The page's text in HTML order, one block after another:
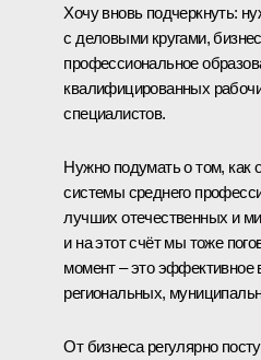
Хочу вновь подчеркнуть:
с деловыми кругами,
профессиональное
квалифицированных
специалистов.
Нужно подумать о том, как
системы среднего
лучших отечественных и
и на этот счёт мы тоже
момент – это
региональных,
От бизнеса регулярно